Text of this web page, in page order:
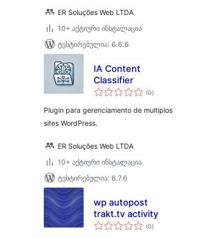
ER Soluções Web LTDA
10+ აქტიური ინსტალაცია
ტესტირებულია: 6.6.6
IA Content
Classifier
(0საერთო
რეიტინგი
)
Plugin para gerenciamento de multiplos
sites WordPress.
ER Soluções Web LTDA
10+ აქტიური ინსტალაცია
ტესტირებულია: 6.7.6
wp autopost
trakt.tv activity
(0საერთო
რეიტინგი
)